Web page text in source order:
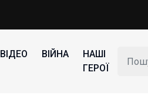
ВІДЕО ВІЙНА
НАШІ
ГЕРОЇ